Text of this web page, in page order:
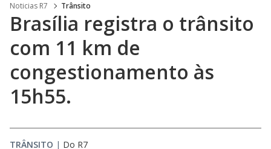
Noticias R7 Trânsito
Brasília registra o trânsito
com 11 km de
congestionamento às
15h55.
TRÂNSITO | Do R7